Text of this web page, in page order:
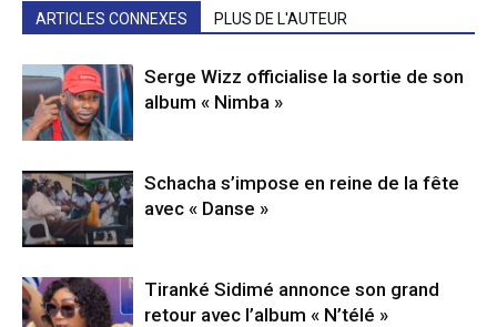
ARTICLES CONNEXES PLUS DE L'AUTEUR
Serge Wizz officialise la sortie de son
album « Nimba »
Schacha s’impose en reine de la fête
avec « Danse »
Tiranké Sidimé annonce son grand
retour avec l’album « N’télé »